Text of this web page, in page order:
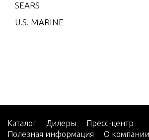
SEARS
U.S. MARINE
W-55
W15
Каталог Дилеры
Пресс-центр
Полезная информация
О компании